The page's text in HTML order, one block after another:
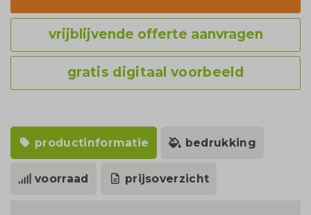
vrijblijvende offerte aanvragen
gratis digitaal voorbeeld
productinformatie bedrukking
voorraad prijsoverzicht